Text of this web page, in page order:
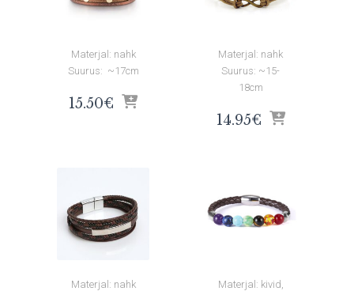
Materjal: nahk
Suurus: ~17cm
15.50€
Materjal: nahk
Suurus: ~15-
18cm
14.95€
Materjal: nahk
Materjal: kivid,